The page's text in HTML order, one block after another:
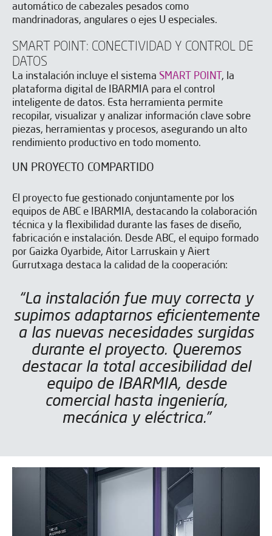
automático de cabezales pesados como
mandrinadoras, angulares o ejes U especiales.
SMART POINT: CONECTIVIDAD Y CONTROL DE
DATOS
La instalación incluye el sistema SMART POINT , la
plataforma digital de IBARMIA para el control
inteligente de datos. Esta herramienta permite
recopilar, visualizar y analizar información clave sobre
piezas, herramientas y procesos, asegurando un alto
rendimiento productivo en todo momento.
UN PROYECTO COMPARTIDO
El proyecto fue gestionado conjuntamente por los
equipos de ABC e IBARMIA, destacando la colaboración
técnica y la flexibilidad durante las fases de diseño,
fabricación e instalación. Desde ABC, el equipo formado
por Gaizka Oyarbide, Aitor Larruskain y Aiert
Gurrutxaga destaca la calidad de la cooperación:
“La instalación fue muy correcta y
supimos adaptarnos eficientemente
a las nuevas necesidades surgidas
durante el proyecto. Queremos
destacar la total accesibilidad del
equipo de IBARMIA, desde
comercial hasta ingeniería,
mecánica y eléctrica.”